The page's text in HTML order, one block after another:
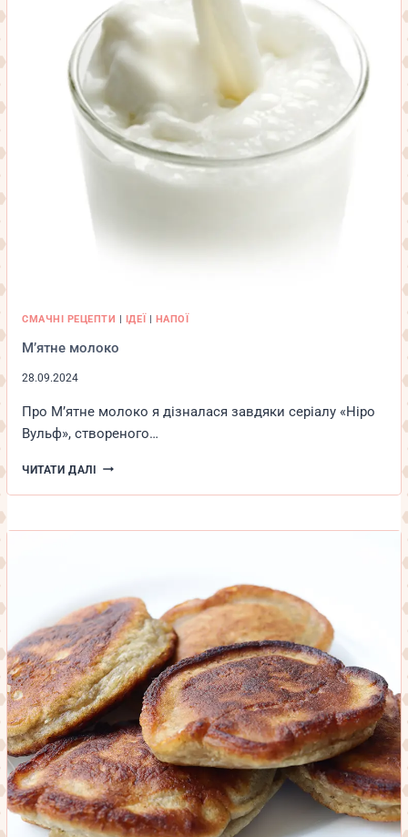
СМАЧНІ РЕЦЕПТИ | ІДЕЇ | НАПОЇ
М’ятне молоко
28.09.2024
Про М’ятне молоко я дізналася завдяки серіалу «Ніро
Вульф», створеного…
ЧИТАТИ ДАЛІ М’ЯТНЕ